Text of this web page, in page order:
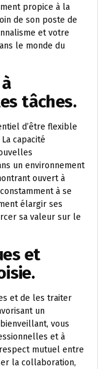
propice à la
de son poste de
et votre
le monde du
tâches.
d’être flexible
capacité
un environnement
ouvert à
à se
élargir ses
sa valeur sur le
et
et de les traiter
un
vous
et à
mutuel entre
la collaboration,